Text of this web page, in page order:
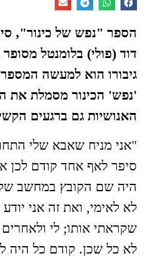
הספר "נפש של כינור",
דוד (פולי) בלומנטל
גיבורו הוא למעשה
'נפש' הכינור מסמלת את
האנושיות גם ברגעים
"אני מניח שאבא שלי
סיפר לאף אחד קודם לכן
היה שם הקובץ במחשב
לא לאימי, ואת זה אני
שקראתי אותו; לי ולאחרים
לא כל שכן. קודם כל היה